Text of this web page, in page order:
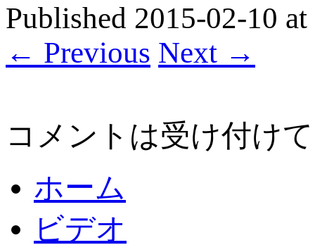
Published 2015-02-10 at
← Previous Next →
コメントは受け付け
ホーム
ビデオ